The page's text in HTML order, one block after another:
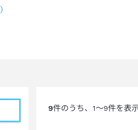
)
9件のうち、 1～9件を表